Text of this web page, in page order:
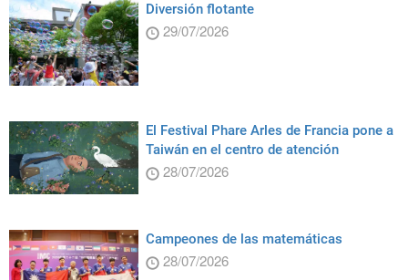
Diversión flotante
29/07/2026
El Festival Phare Arles de Francia pone a
Taiwán en el centro de atención
28/07/2026
Campeones de las matemáticas
28/07/2026